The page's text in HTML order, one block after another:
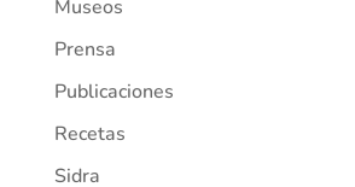
Museos
Prensa
Publicaciones
Recetas
Sidra